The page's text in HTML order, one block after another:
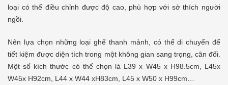
loại có thể điều chỉnh được độ cao, phù hợp với sở thích người
ngồi.
Nên lựa chọn những loại ghế thanh mảnh, có thể di chuyển để
tiết kiệm được diện tích trong một không gian sang trọng, cân đối.
Một số kích thước có thể chọn là L39 x W45 x H98.5cm, L45x
W45x H92cm, L44 x W44 xH83cm, L45 x W50 x H99cm…